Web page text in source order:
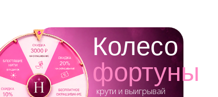
крути и выигрывай
Колесо
фортуны